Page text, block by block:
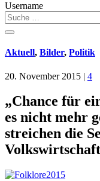
Username
Aktuell, Bilder, Politik
20. November 2015 | 4
„Chance für
es nicht mehr
streichen die